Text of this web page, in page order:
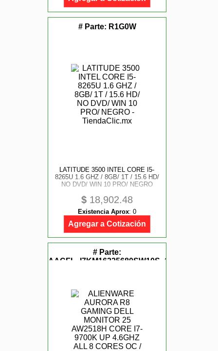
# Parte: R1G0W
LATITUDE 3500 INTEL CORE I5-
8265U 1.6 GHZ / 8GB/ 1T / 15.6 HD/
NO DVD/ WIN 10 PRO/ NEGRO
$ 18,902.48
Existencia Aprox: 0
Agregar a Cotización
# Parte:
AACFL_I7KM16225680SW10S_120